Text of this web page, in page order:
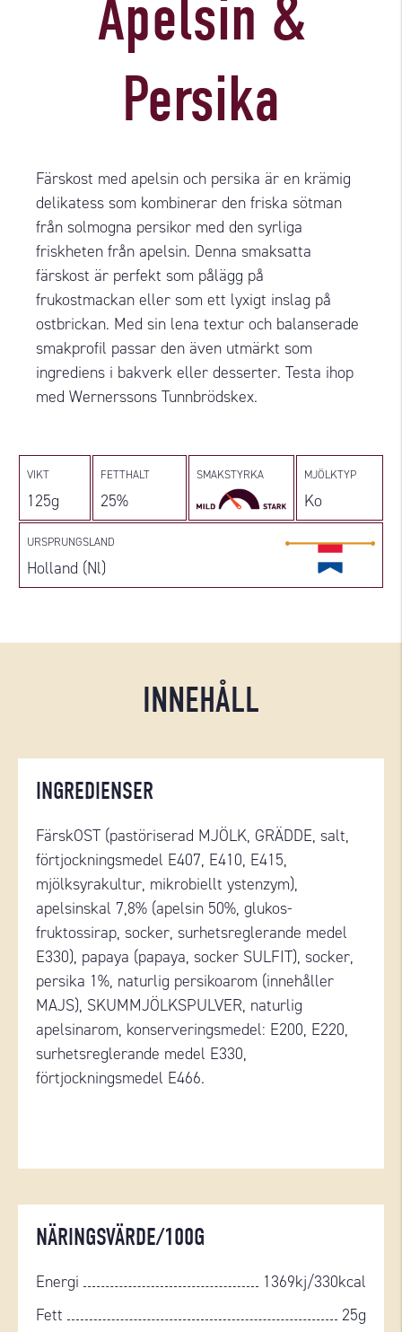
Apelsin &
Persika
Färskost med apelsin och persika är en krämig
delikatess som kombinerar den friska sötman
från solmogna persikor med den syrliga
friskheten från apelsin. Denna smaksatta
färskost är perfekt som pålägg på
frukostmackan eller som ett lyxigt inslag på
ostbrickan. Med sin lena textur och balanserade
smakprofil passar den även utmärkt som
ingrediens i bakverk eller desserter. Testa ihop
med Wernerssons Tunnbrödskex.
VIKT
125g
FETTHALT
25%
SMAKSTYRKA MJÖLKTYP
Ko
URSPRUNGSLAND
Holland (Nl)
INNEHÅLL
INGREDIENSER
FärskOST (pastöriserad MJÖLK, GRÄDDE, salt,
förtjockningsmedel E407, E410, E415,
mjölksyrakultur, mikrobiellt ystenzym),
apelsinskal 7,8% (apelsin 50%, glukos-
fruktossirap, socker, surhetsreglerande medel
E330), papaya (papaya, socker SULFIT), socker,
persika 1%, naturlig persikoarom (innehåller
MAJS), SKUMMJÖLKSPULVER, naturlig
apelsinarom, konserveringsmedel: E200, E220,
surhetsreglerande medel E330,
förtjockningsmedel E466.
NÄRINGSVÄRDE/100G
Energi
1369kj/330kcal
Fett
25g